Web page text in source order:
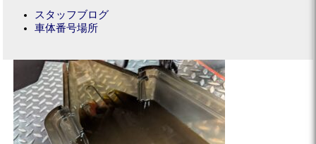
スタッフブログ
車体番号場所